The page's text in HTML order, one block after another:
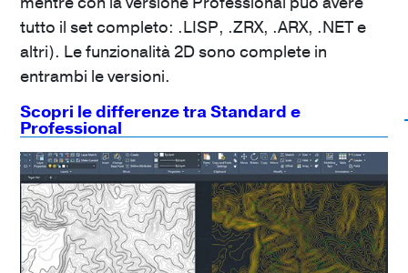
tutto il set completo: .LISP, .ZRX, .ARX, .NET e
altri). Le funzionalità 2D sono complete in
entrambi le versioni.
Scopri le differenze tra Standard e
Professional